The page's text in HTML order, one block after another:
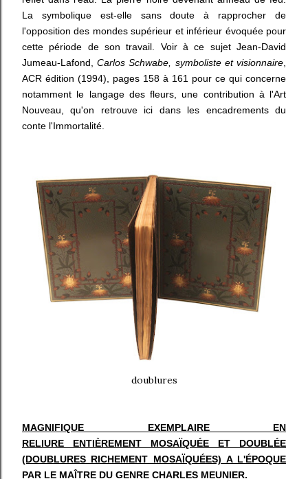
La symbolique est-elle sans doute à rapprocher de
l'opposition des mondes supérieur et inférieur évoquée pour
cette période de son travail. Voir à ce sujet Jean-David
Jumeau-Lafond,Carlos Schwabe, symboliste et visionnaire,
ACR édition (1994), pages 158 à 161 pour ce qui concerne
notamment le langage des fleurs, une contribution à l'Art
Nouveau, qu'on retrouve ici dans les encadrements du
conte l'Immortalité.
doublures
MAGNIFIQUE EXEMPLAIRE EN
RELIURE ENTIÈREMENT MOSAÏQUÉE ET DOUBLÉE
(DOUBLURES RICHEMENT MOSAÏQUÉES) A L'ÉPOQUE
PAR LE MAÎTRE DU GENRE CHARLES MEUNIER.